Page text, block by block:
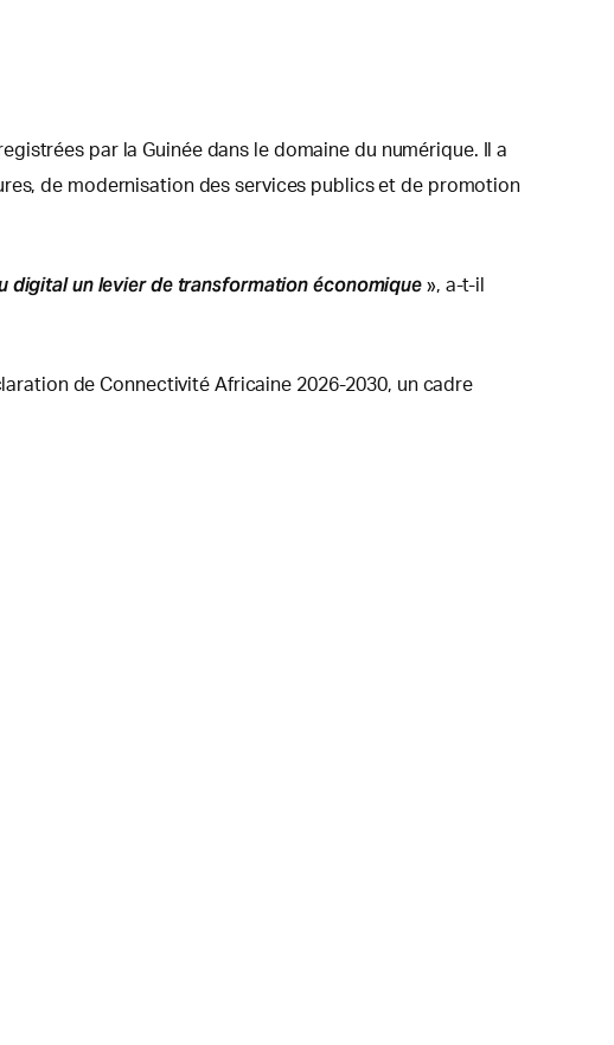
par la Guinée dans le domaine du numérique. Il a
de modernisation des services publics et de promotion
digital un levier de transformation économique », a-t-il
de Connectivité Africaine 2026-2030, un cadre